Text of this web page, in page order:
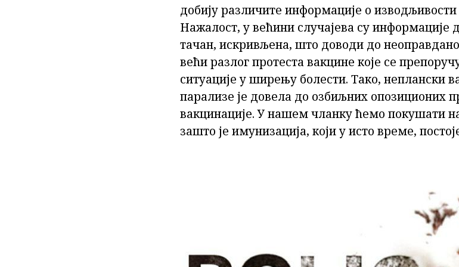
добију различите информације о
Нажалост, у већини случајева су информације
тачан, искривљена, што доводи до
већи разлог протеста вакцине које се
ситуације у ширењу болести. Тако, неплански
парализе је довела до озбиљних опозиционих
вакцинације. У нашем чланку ћемо покушати
зашто је имунизација, који у исто време,